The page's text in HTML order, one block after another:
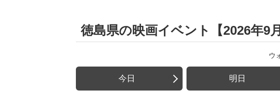
徳島県の映画イベント【2026年9
ウ
今日 明日